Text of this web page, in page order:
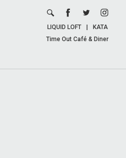
LIQUID LOFT
KATA
Time Out Café & Diner